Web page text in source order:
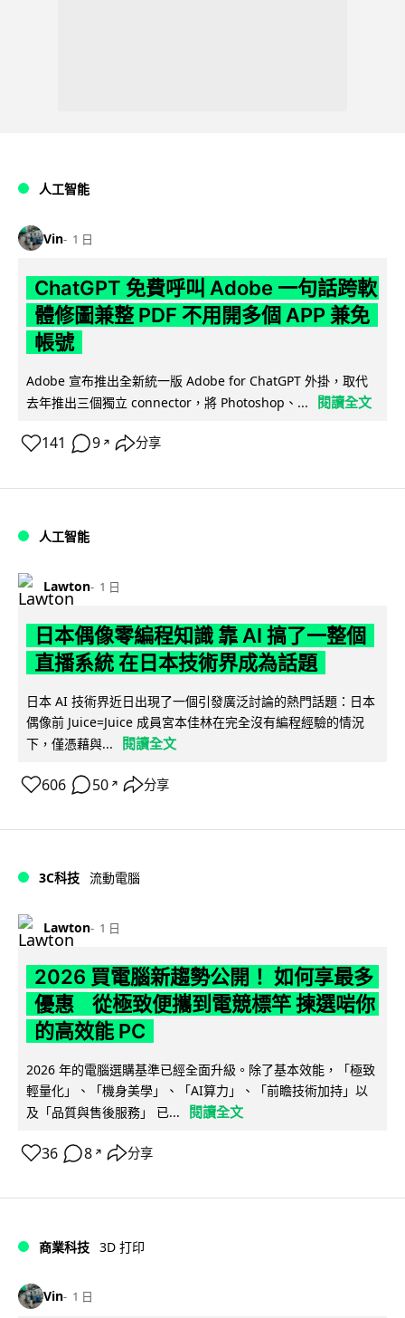
人工智能
Vin 1 日
ChatGPT 免費呼叫 Adobe 一句話跨軟
體修圖兼整 PDF 不用開多個 APP 兼免
帳號
Adobe 宣布推出全新統一版 Adobe for ChatGPT 外掛，取代
去年推出三個獨立 connector，將 Photoshop、...
閱讀全文
141 9 ↗ 分享
人工智能
Lawton 1 日
日本偶像零編程知識 靠 AI 搞了一整個
直播系統 在日本技術界成為話題
日本 AI 技術界近日出現了一個引發廣泛討論的熱門話題：日本
偶像前 Juice=Juice 成員宮本佳林在完全沒有編程經驗的情況
下，僅憑藉與...
閱讀全文
606 50 ↗ 分享
3C科技 流動電腦
Lawton 1 日
2026 買電腦新趨勢公開！ 如何享最多
優惠 從極致便攜到電競標竿 揀選啱你
的高效能 PC
2026 年的電腦選購基準已經全面升級。除了基本效能，「極致
輕量化」、「機身美學」、「AI算力」、「前瞻技術加持」以
及「品質與售後服務」 已...
閱讀全文
36 8 ↗ 分享
商業科技 3D 打印
Vin 1 日